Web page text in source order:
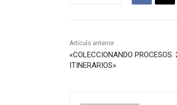
Artículo anterior
«COLECCIONANDO PROCESOS.
ITINERARIOS»